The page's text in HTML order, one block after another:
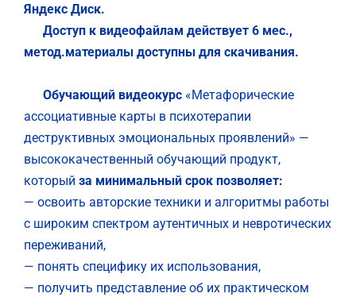
Яндекс Диск.
Доступ к видеофайлам действует 6 мес.,
метод.материалы доступны для скачивания.
Обучающий видеокурс «Метафорические
ассоциативные карты в психотерапии
деструктивных эмоциональных проявлений» —
высококачественный обучающий продукт,
который за минимальный срок позволяет:
— освоить авторские техники и алгоритмы работы
с широким спектром аутентичных и невротических
переживаний,
— понять специфику их использования,
— получить представление об их практическом